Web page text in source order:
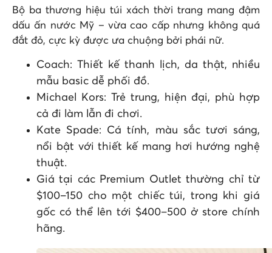
Bộ ba thương hiệu túi xách thời trang mang đậm
dấu ấn nước Mỹ – vừa cao cấp nhưng không quá
đắt đỏ, cực kỳ được ưa chuộng bởi phái nữ.
Coach: Thiết kế thanh lịch, da thật, nhiều
mẫu basic dễ phối đồ.
Michael Kors: Trẻ trung, hiện đại, phù hợp
cả đi làm lẫn đi chơi.
Kate Spade: Cá tính, màu sắc tươi sáng,
nổi bật với thiết kế mang hơi hướng nghệ
thuật.
Giá tại các Premium Outlet thường chỉ từ
$100–150 cho một chiếc túi, trong khi giá
gốc có thể lên tới $400–500 ở store chính
hãng.